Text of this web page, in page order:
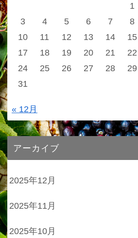
1
3
4 5 6 7 8
10
11 12 13 14 15
17
18 19 20 21 22
24
25 26 27 28 29
31
« 12月
アーカイブ
2025年12月
2025年11月
2025年10月